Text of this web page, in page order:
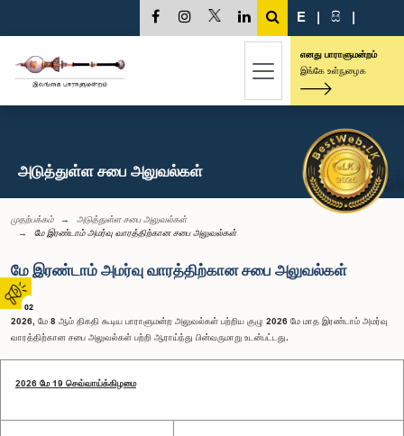
02
E | සි |
எனது பாராளுமன்றம்
இங்கே உள்நுழைக
அடுத்துள்ள சபை அலுவல்கள்
முதற்பக்கம்
அடுத்துள்ள சபை அலுவல்கள்
மே இரண்டாம் அமர்வு வாரத்திற்கான சபை அலுவல்கள்
மே இரண்டாம் அமர்வு வாரத்திற்கான சபை அலுவல்கள்
2026, மே 8 ஆம் திகதி கூடிய பாராளுமன்ற அலுவல்கள் பற்றிய குழு 2026 மே மாத இரண்டாம் அமர்வு
வாரத்திற்கான சபை அலுவல்கள் பற்றி ஆராய்ந்து பின்வருமாறு உடன்பட்டது.
2026 மே 19 செவ்வாய்க்கிழமை